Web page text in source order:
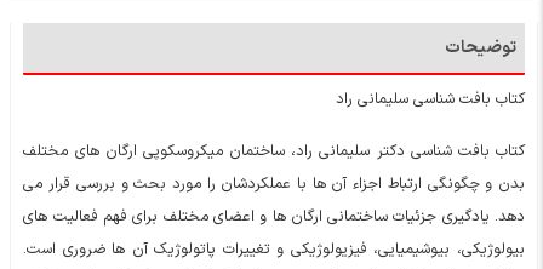
توضیحات
کتاب بافت شناسی سلیمانی راد
کتاب بافت شناسی دکتر سلیمانی راد، ساختمان میکروسکوپی ارگان های مختلف
بدن و چگونگی ارتباط اجزاء آن ها با عملکردشان را مورد بحث و بررسی قرار می
دهد. یادگیری جزئیات ساختمانی ارگان ها و اعضای مختلف برای فهم فعالیت های
بیولوژیکی، بیوشیمیایی، فیزیولوژیکی و تغییرات پاتولوژیک آن ها ضروری است.